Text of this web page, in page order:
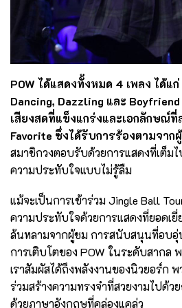
POW ได้แสดงทั้งหมด 4 เพลง ได้แ
Dancing, Dazzling และ
เสียงสดที่แข็งแกร่งและเอกลักษณ์ที่
Favorite ซึ่งได้รับการร้องตามจา
สมาชิกวงตอบรับด้วยการแสดงที่เต็ม
ความประทับใจแบบไม่รู้ลืม
แม้จะเป็นการเข้าร่วม Jingle Ball
ความประทับใจด้วยการแสดงที่ยอดเยี่
ล้นหลามจากผู้ชม การสนับสนุนที่อบอุ่
การเติบโตของ POW ในระดับสากล
เราสัมผัสได้ถึงพลังงานของนิวยอร์ก
ร่วมสร้างความทรงจำที่สวยงามไปด้
ด้วยภาษาอังกฤษที่คล่องแคล่ว